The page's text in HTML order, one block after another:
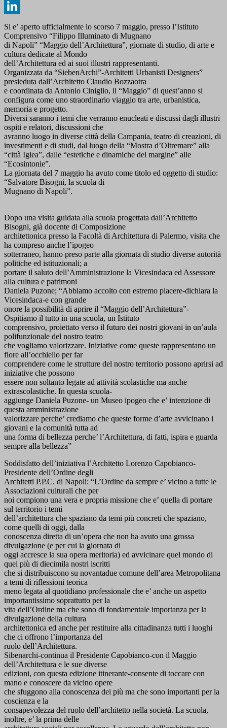
Email
LinkedIn
Si e’ aperto ufficialmente lo scorso 7 maggio, presso l’Istituto
Comprensivo “Filippo Illuminato di Mugnano
di Napoli” “Maggio dell’Architettura”, giornate di studio, di arte e
cultura dedicate al Mondo
dell’Architettura ed ai suoi illustri rappresentanti.
Organizzata da “SiebenArchi”-Architetti Urbanisti Designers”
presieduta dall’Architetto Claudio Bozzaotra
e coordinata da Antonio Ciniglio, il “Maggio” di quest’anno si
configura come uno straordinario viaggio tra arte, urbanistica,
memoria e progetto.
Diversi saranno i temi che verranno enucleati e discussi dagli illustri
ospiti e relatori, discussioni che
avranno luogo in diverse città della Campania, teatro di creazioni, di
investimenti e di studi, dal luogo della “Mostra d’Oltremare” alla
“città Igiea”, dalle “estetiche e dinamiche del margine” alle
“Ecosintonie”.
La giornata del 7 maggio ha avuto come titolo ed oggetto di studio:
“Salvatore Bisogni, la scuola di
Mugnano di Napoli”.
Dopo una visita guidata alla scuola progettata dall’Architetto
Bisogni, già docente di Composizione
architettonica presso la Facoltà di Architettura di Palermo, visita che
ha compreso anche l’ipogeo
sotterraneo, hanno preso parte alla giornata di studio diverse autorità
politiche ed istituzionali; a
portare il saluto dell’Amministrazione la Vicesindaca ed Assessore
alla cultura e patrimoni
Daniela Puzone; “Abbiamo accolto con estremo piacere-dichiara la
Vicesindaca-e con grande
onore la possibilità di aprire il “Maggio dell’Architettura”-
Ospitiamo il tutto in una scuola, un Istituto
comprensivo, proiettato verso il futuro dei nostri giovani in un’aula
polifunzionale del nostro teatro
che vogliamo valorizzare. Iniziative come queste rappresentano un
fiore all’occhiello per far
comprendere come le strutture del nostro territorio possono aprirsi ad
iniziative che possono
essere non soltanto legate ad attività scolastiche ma anche
extrascolastiche. In questa scuola-
aggiunge Daniela Puzone- un Museo ipogeo che e’ intenzione di
questa amministrazione
valorizzare perche’ crediamo che queste forme d’arte avvicinano i
giovani e la comunità tutta ad
una forma di bellezza perche’ l’Architettura, di fatti, ispira e guarda
sempre alla bellezza”
Soddisfatto dell’iniziativa l’Architetto Lorenzo Capobianco-
Presidente dell’Ordine degli
Architetti P.P.C. di Napoli: “L’Ordine da sempre e’ vicino a tutte le
Associazioni culturali che per
noi compiono una vera e propria missione che e’ quella di portare
sul territorio i temi
dell’architettura che spaziano da temi più concreti che spaziano,
come quelli di oggi, dalla
conoscenza diretta di un’opera che non ha avuto una grossa
divulgazione (e per cui la giornata di
oggi accresce la sua opera meritoria) ed avvicinare quel mondo di
quei più di diecimila nostri iscritti
che si distribuiscono su novantadue comune dell’area Metropolitana
a temi di riflessioni teorica
meno legata al quotidiano professionale che e’ anche un aspetto
importantissimo soprattutto per la
vita dell’Ordine ma che sono di fondamentale importanza per la
divulgazione della cultura
architettonica ed anche per restituire alla cittadinanza tutti i luoghi
che ci offrono l’importanza del
ruolo dell’Architettura.
Sibenarchi-continua il Presidente Capobianco-con il Maggio
dell’Architettura e le sue diverse
edizioni, con questa edizione itinerante-consente di toccare con
mano e conoscere da vicino opere
che sfuggono alla conoscenza dei più ma che sono importanti per la
coscienza e la
consapevolezza del ruolo dell’architetto nella società. La scuola,
inoltre, e’ la prima delle